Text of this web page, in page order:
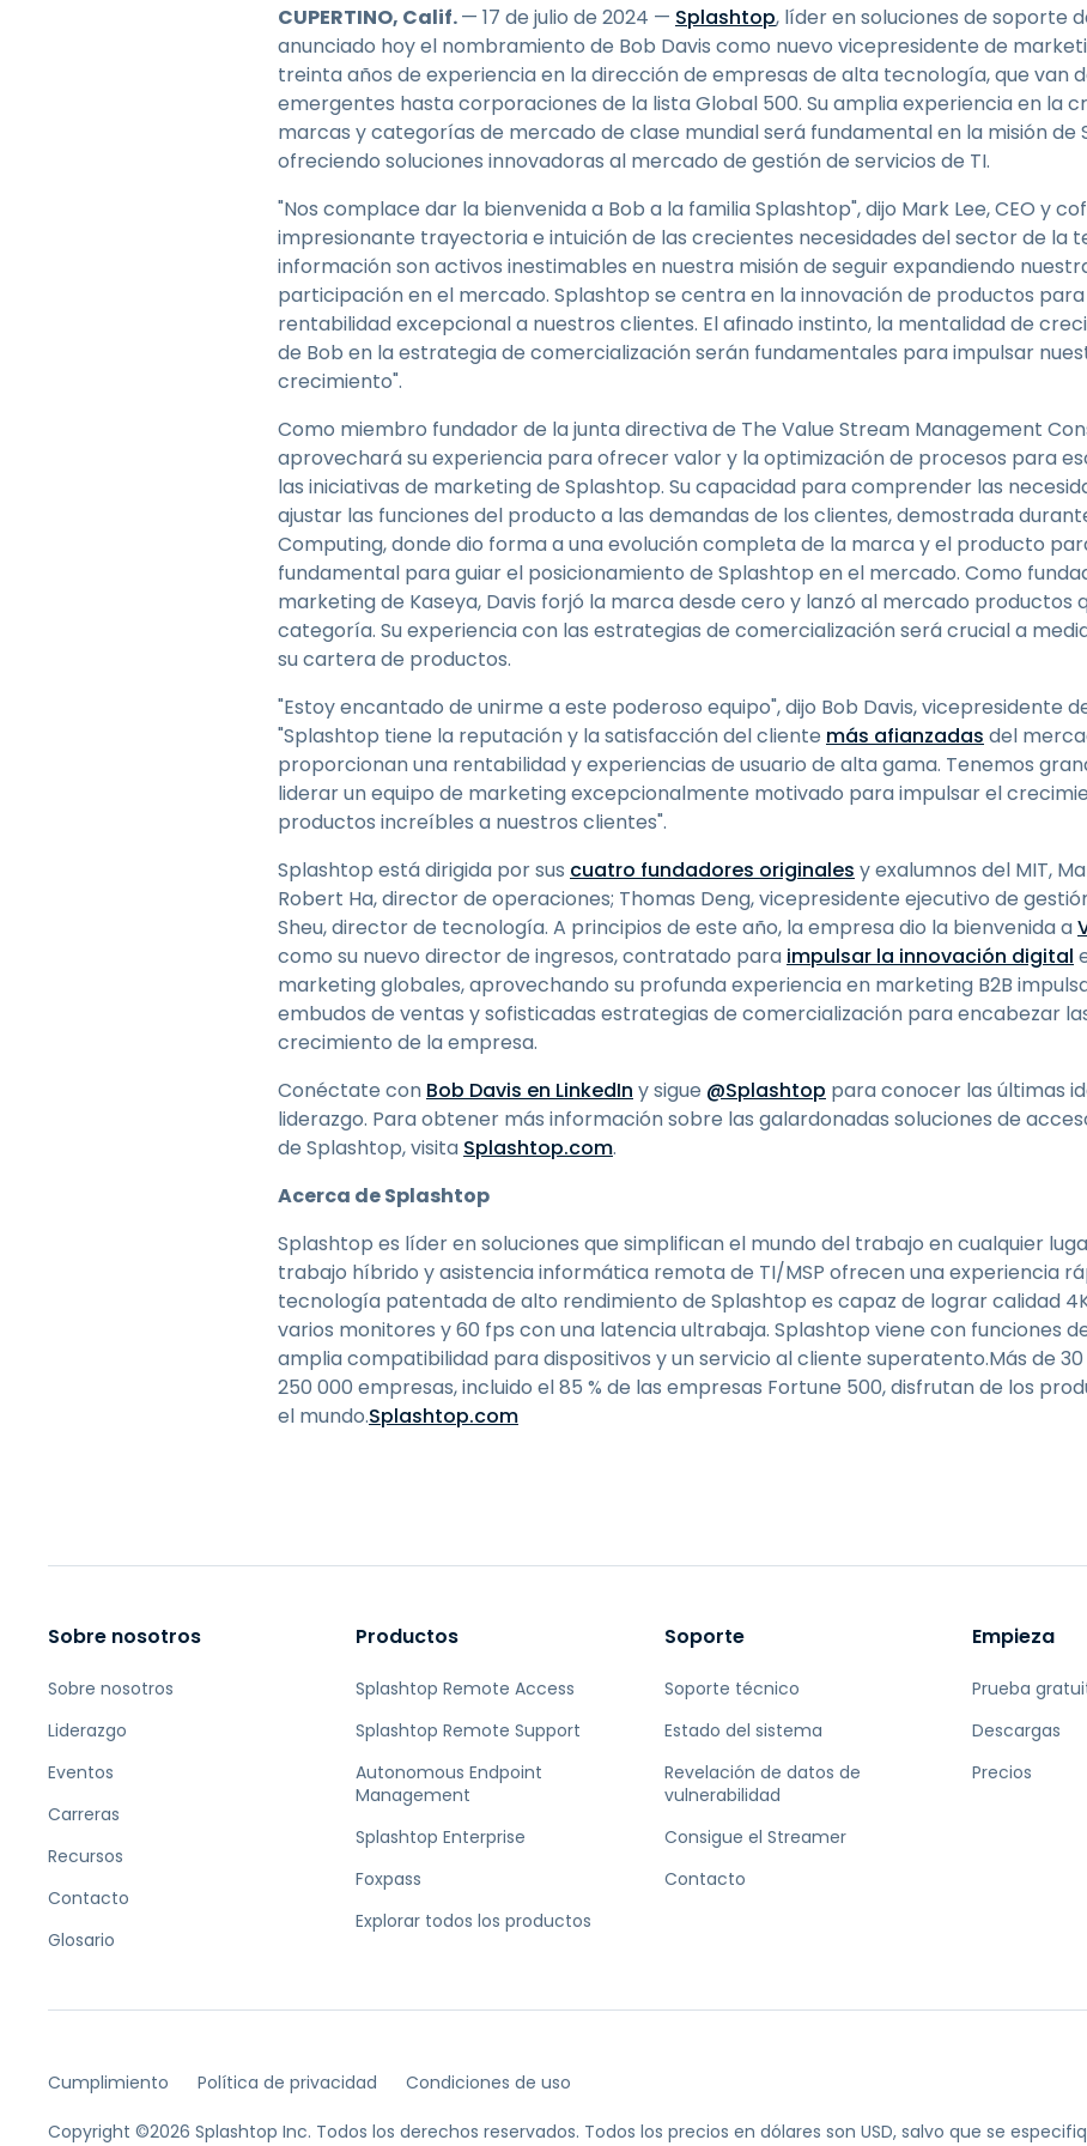
Acceso remoto a través
de RDP/SSH/VNC
Teletrabajar con Wacom
Acceso Remoto a
Laboratorio
Seguridad del punto final
Explorar todas las
necesidades
Explorar
sectores
CUPERTINO, Calif.— 17 de julio de 2024 — Splashtop, líder en soluciones de soporte
anunciado hoy el nombramiento de Bob Davis como nuevo vicepresidente de
treinta años de experiencia en la dirección de empresas de alta tecnología, que van
emergentes hasta corporaciones de la lista Global 500. Su amplia experiencia en la
marcas y categorías de mercado de clase mundial será fundamental en la misión de
ofreciendo soluciones innovadoras al mercado de gestión de servicios de TI.
"Nos complace dar la bienvenida a Bob a la familia Splashtop", dijo Mark Lee, CEO y
impresionante trayectoria e intuición de las crecientes necesidades del sector de la
información son activos inestimables en nuestra misión de seguir expandiendo
participación en el mercado. Splashtop se centra en la innovación de productos
rentabilidad excepcional a nuestros clientes. El afinado instinto, la mentalidad de
de Bob en la estrategia de comercialización serán fundamentales para impulsar
crecimiento".
Como miembro fundador de la junta directiva de The Value Stream Management
aprovechará su experiencia para ofrecer valor y la optimización de procesos para
las iniciativas de marketing de Splashtop. Su capacidad para comprender las
ajustar las funciones del producto a las demandas de los clientes, demostrada
Computing, donde dio forma a una evolución completa de la marca y el producto
fundamental para guiar el posicionamiento de Splashtop en el mercado. Como
marketing de Kaseya, Davis forjó la marca desde cero y lanzó al mercado productos
categoría. Su experiencia con las estrategias de comercialización será crucial a
su cartera de productos.
"Estoy encantado de unirme a este poderoso equipo", dijo Bob Davis, vicepresidente
"Splashtop tiene la reputación y la satisfacción del cliente más afianzadas del
proporcionan una rentabilidad y experiencias de usuario de alta gama. Tenemos
liderar un equipo de marketing excepcionalmente motivado para impulsar el
productos increíbles a nuestros clientes".
Splashtop está dirigida por sus cuatro fundadores originales y exalumnos del MIT,
Robert Ha, director de operaciones; Thomas Deng, vicepresidente ejecutivo de
Sheu, director de tecnología. A principios de este año, la empresa dio la bienvenida a
como su nuevo director de ingresos, contratado para impulsar la innovación digital
marketing globales, aprovechando su profunda experiencia en marketing B2B
embudos de ventas y sofisticadas estrategias de comercialización para encabezar
crecimiento de la empresa.
Conéctate con Bob Davis en LinkedIn y sigue @Splashtop para conocer las últimas
liderazgo. Para obtener más información sobre las galardonadas soluciones de
de Splashtop, visita Splashtop.com.
Acerca de Splashtop
Splashtop es líder en soluciones que simplifican el mundo del trabajo en cualquier
trabajo híbrido y asistencia informática remota de TI/MSP ofrecen una experiencia
tecnología patentada de alto rendimiento de Splashtop es capaz de lograr calidad
varios monitores y 60 fps con una latencia ultrabaja. Splashtop viene con funciones
amplia compatibilidad para dispositivos y un servicio al cliente superatento.Más de 30
250 000 empresas, incluido el 85 % de las empresas Fortune 500, disfrutan de los
el mundo.Splashtop.com
Sobre nosotros
Sobre nosotros
Liderazgo
Eventos
Carreras
Recursos
Contacto
Glosario
Productos
Splashtop Remote Access
Splashtop Remote Support
Autonomous Endpoint
Management
Splashtop Enterprise
Foxpass
Explorar todos los productos
Soporte
Soporte técnico
Estado del sistema
Revelación de datos de
vulnerabilidad
Consigue el Streamer
Contacto
Empieza
Prueba
Descargas
Precios
Cumplimiento Política de privacidad Condiciones de uso
Copyright ©2026 Splashtop Inc. Todos los derechos reservados. Todos los precios en dólares son USD, salvo que se